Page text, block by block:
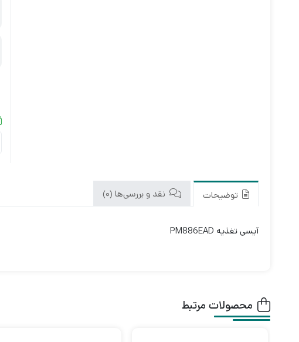
توضیحات نقد و بررسی‌ها (0)
آیسی تغذیه PM886EAD
محصولات مرتبط